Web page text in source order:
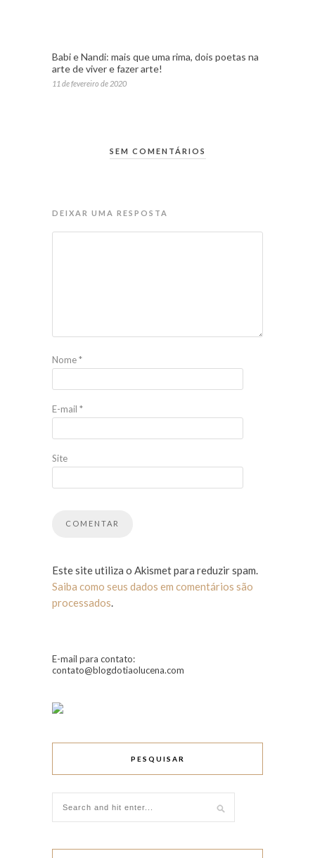
Babi e Nandi: mais que uma rima, dois poetas na
arte de viver e fazer arte!
11 de fevereiro de 2020
SEM COMENTÁRIOS
DEIXAR UMA RESPOSTA
Nome*
E-mail *
Site
Este site utiliza o Akismet para reduzir spam.
Saiba como seus dados em comentários são
processados.
E-mail para contato:
contato@blogdotiaolucena.com
PESQUISAR